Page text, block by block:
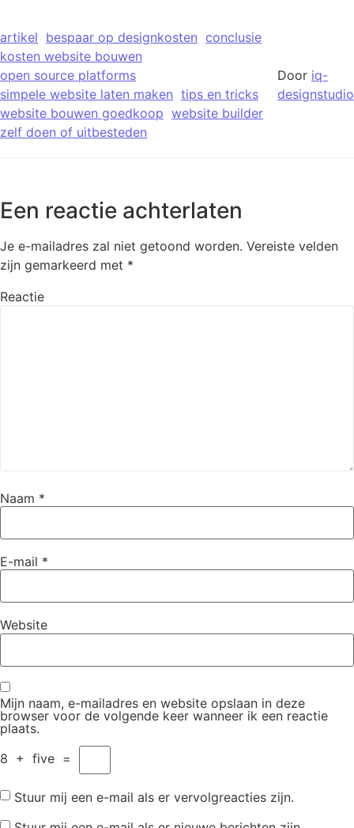
artikel bespaar op designkosten conclusie
kosten website bouwen
open source platforms
simpele website laten maken tips en tricks
website bouwen goedkoop website builder
zelf doen of uitbesteden
Door iq-
designstudio
Een reactie achterlaten
Je e-mailadres zal niet getoond worden. Vereiste velden
zijn gemarkeerd met *
Reactie
Naam *
E-mail *
Website
Mijn naam, e-mailadres en website opslaan in deze
browser voor de volgende keer wanneer ik een reactie
plaats.
8 + five =
Stuur mij een e-mail als er vervolgreacties zijn.